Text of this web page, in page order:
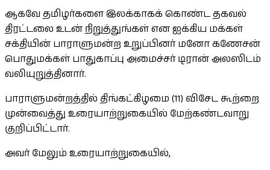
ஆகவே தமிழர்களை இலக்காகக் கொண்ட தகவல்
திரட்டலை உடன் நிறுத்துங்கள் என ஐக்கிய மக்கள்
சக்தியின் பாராளுமன்ற உறுப்பினர் மனோ கணேசன்
பொதுமக்கள் பாதுகாப்பு அமைச்சர் டிரான் அலஸிடம்
வலியுறுத்தினார்.
பாராளுமன்றத்தில் திங்கட்கிழமை (11) விசேட கூற்றை
முன்வைத்து உரையாற்றுகையில் மேற்கண்டவாறு
குறிப்பிட்டார்.
அவர் மேலும் உரையாற்றுகையில்,